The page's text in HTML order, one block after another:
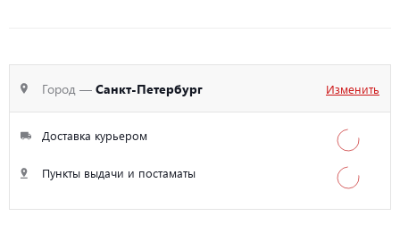
Город — Санкт-Петербург Изменить
Доставка курьером
Пункты выдачи и постаматы